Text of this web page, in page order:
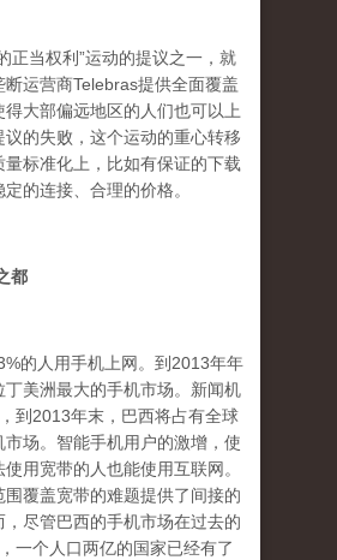
正当权利”运动的提议之一，就
运营商Telebras提供全面覆盖
得大部偏远地区的人们也可以上
议的失败，这个运动的重心转移
量标准化上，比如有保证的下载
的连接、合理的价格。
都
的人用手机上网。到2013年年
丁美洲最大的手机市场。新闻机
到2013年末，巴西将占有全球
市场。智能手机用户的激增，使
用宽带的人也能使用互联网。
围覆盖宽带的难题提供了间接的
，尽管巴西的手机市场在过去的
一个人口两亿的国家已经有了